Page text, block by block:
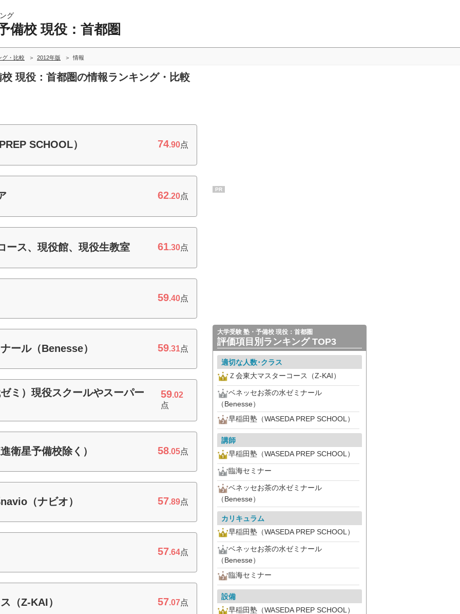
グ
備校 現役：首都圏
グ・比較 2012年版 情報
現役：首都圏の情報ランキング・比較
SCHOOL） 74.90点
62.20点
ース、現役館、現役生教室 61.30点
59.40点
ール（Benesse） 59.31点
ミ）現役スクールやスーパー 59.02
点
衛星予備校除く） 58.05点
（ナビオ） 57.89点
57.64点
（Z-KAI） 57.07点
PR
大学受験 塾・予備校 現役：首都圏
評価項目別ランキング TOP3
適切な人数･クラス
Ｚ会東大マスターコース（Z-KAI）
ベネッセお茶の水ゼミナール
（Benesse）
早稲田塾（WASEDA PREP SCHOOL）
講師
早稲田塾（WASEDA PREP SCHOOL）
臨海セミナー
ベネッセお茶の水ゼミナール
（Benesse）
カリキュラム
早稲田塾（WASEDA PREP SCHOOL）
ベネッセお茶の水ゼミナール
（Benesse）
臨海セミナー
設備
早稲田塾（WASEDA PREP SCHOOL）